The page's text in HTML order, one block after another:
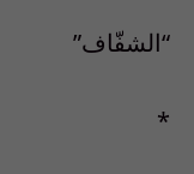
“الشفّاف”
*